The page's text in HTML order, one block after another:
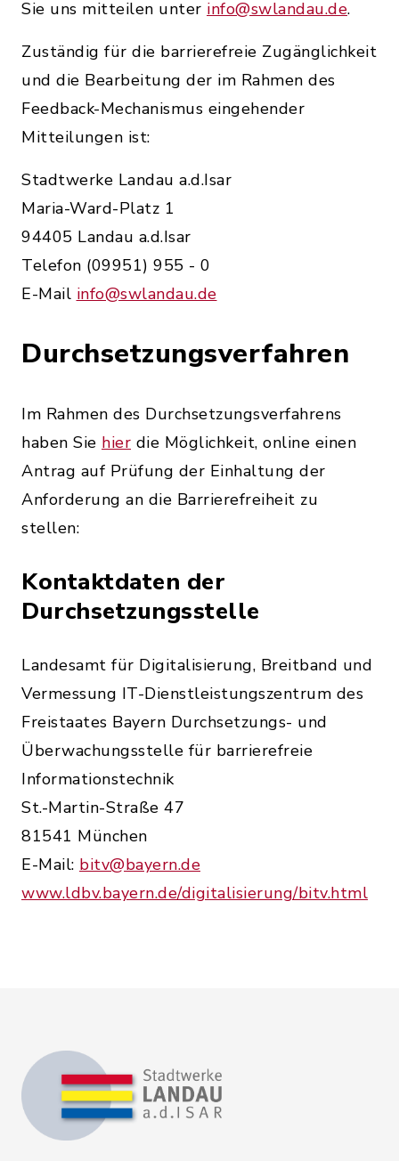
Sie uns mitteilen unter info@swlandau.de.
Zuständig für die barrierefreie Zugänglichkeit
und die Bearbeitung der im Rahmen des
Feedback-Mechanismus eingehender
Mitteilungen ist:
Stadtwerke Landau a.d.Isar
Maria-Ward-Platz 1
94405 Landau a.d.Isar
Telefon (09951) 955 - 0
E-Mail info@swlandau.de
Durchsetzungsverfahren
Im Rahmen des Durchsetzungsverfahrens
haben Sie hier die Möglichkeit, online einen
Antrag auf Prüfung der Einhaltung der
Anforderung an die Barrierefreiheit zu
stellen:
Kontaktdaten der
Durchsetzungsstelle
Landesamt für Digitalisierung, Breitband und
Vermessung IT-Dienstleistungszentrum des
Freistaates Bayern Durchsetzungs- und
Überwachungsstelle für barrierefreie
Informationstechnik
St.-Martin-Straße 47
81541 München
E-Mail: bitv@bayern.de
www.ldbv.bayern.de/digitalisierung/bitv.html